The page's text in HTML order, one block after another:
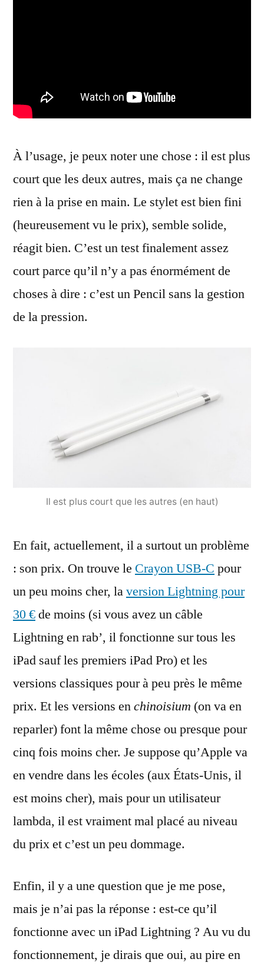
À l’usage, je peux noter une chose : il est plus
court que les deux autres, mais ça ne change
rien à la prise en main. Le stylet est bien fini
(heureusement vu le prix), semble solide,
réagit bien. C’est un test finalement assez
court parce qu’il n’y a pas énormément de
choses à dire : c’est un Pencil sans la gestion
de la pression.
Il est plus court que les autres (en haut)
En fait, actuellement, il a surtout un problème
: son prix. On trouve le Crayon USB-C pour
un peu moins cher, laversion Lightning pour
30 €de moins (si vous avez un câble
Lightning en rab’, il fonctionne sur tous les
iPad sauf les premiers iPad Pro) et les
versions classiques pour à peu près le même
prix. Et les versions enchinoisium (on va en
reparler) font la même chose ou presque pour
cinq fois moins cher. Je suppose qu’Apple va
en vendre dans les écoles (aux États-Unis, il
est moins cher), mais pour un utilisateur
lambda, il est vraiment mal placé au niveau
du prix et c’est un peu dommage.
Enfin, il y a une question que je me pose,
mais je n’ai pas la réponse : est-ce qu’il
fonctionne avec un iPad Lightning ? Au vu du
fonctionnement, je dirais que oui, au pire en